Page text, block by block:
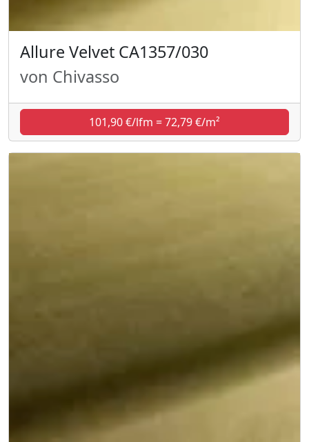
Allure Velvet CA1357/030
von Chivasso
101,90 €/lfm = 72,79 €/m²